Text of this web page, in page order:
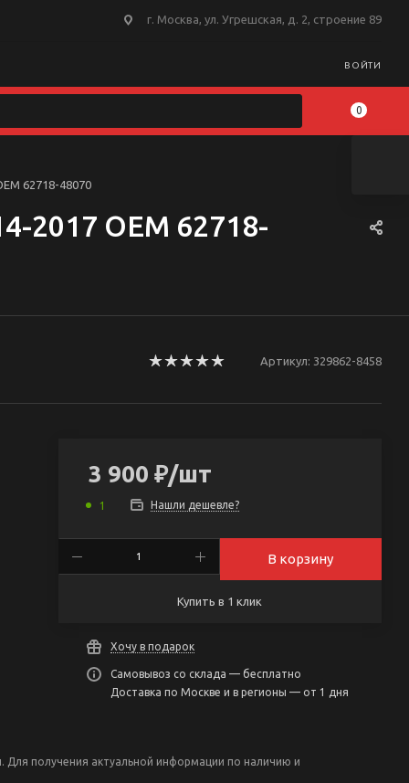
г. Москва, ул. Угрешская, д. 2, строение 89
ВОЙТИ
0
62718-48070
2017 OEM 62718-
Артикул: 329862-8458
3 900 ₽/шт
1 Нашли дешевле?
В корзину
Купить в 1 клик
Хочу в подарок
Самовывоз со склада — бесплатно
Доставка по Москве и в регионы — от 1 дня
Для получения актуальной информации по наличию и